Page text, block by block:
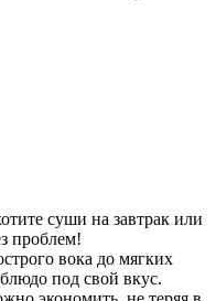
суши на завтрак или
проблем!
вока до мягких
под свой вкус.